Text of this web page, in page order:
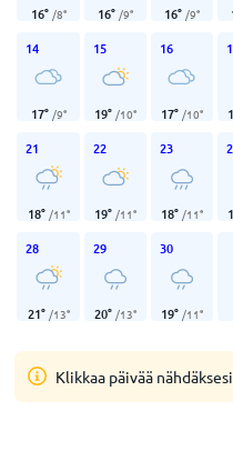
16° /8° 16° /9° 16° /9°
14
17° /9°
15
19° /10°
16
17° /10°
21
18° /11°
22
19° /11°
23
18° /11°
28
21° /13°
29
20° /13°
30
19° /11°
Klikkaa päivää